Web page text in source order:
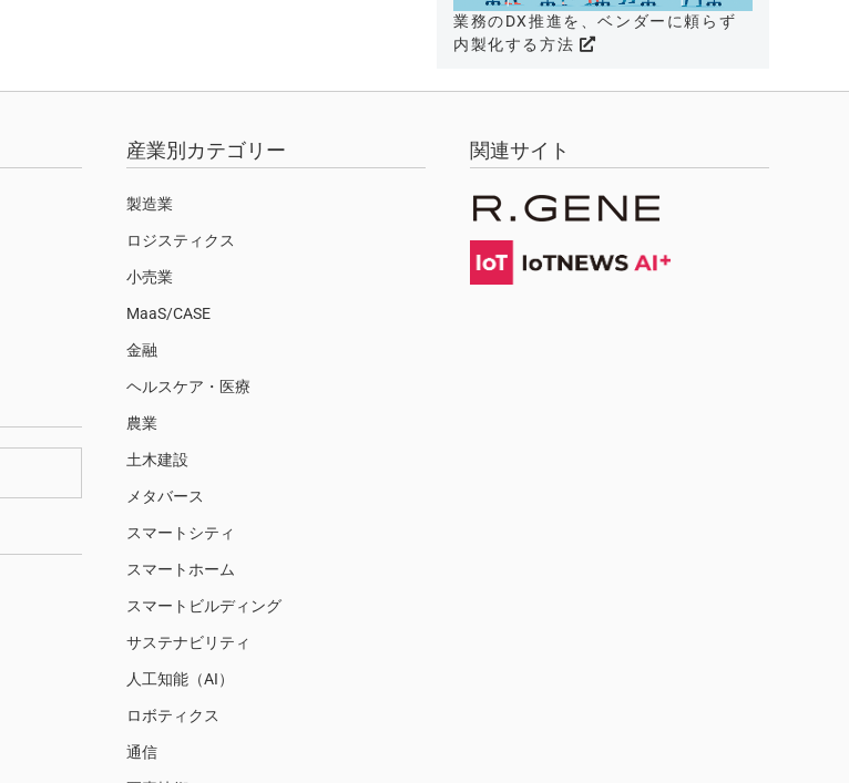
業務のDX推進を、ベンダーに頼らず
内製化する方法
産業別カテゴリー
製造業
ロジスティクス
小売業
MaaS/CASE
金融
ヘルスケア・医療
農業
土木建設
メタバース
スマートシティ
スマートホーム
スマートビルディング
サステナビリティ
人工知能（AI）
ロボティクス
通信
関連サイト